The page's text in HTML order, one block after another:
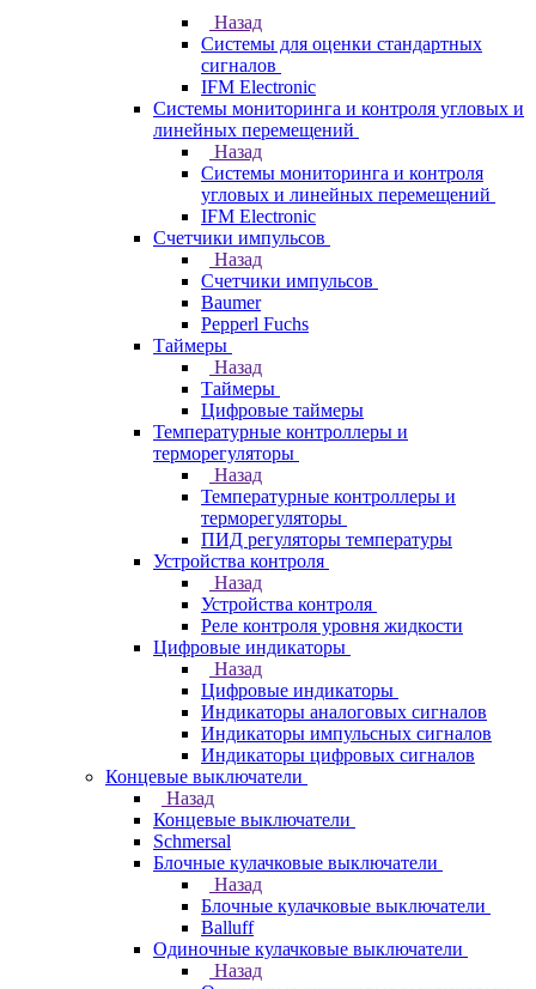
Назад
Системы для оценки стандартных
сигналов
IFM Electronic
Системы мониторинга и контроля угловых и
линейных перемещений
Назад
Системы мониторинга и контроля
угловых и линейных перемещений
IFM Electronic
Счетчики импульсов
Назад
Счетчики импульсов
Baumer
Pepperl Fuchs
Таймеры
Назад
Таймеры
Цифровые таймеры
Температурные контроллеры и
терморегуляторы
Назад
Температурные контроллеры и
терморегуляторы
ПИД регуляторы температуры
Устройства контроля
Назад
Устройства контроля
Реле контроля уровня жидкости
Цифровые индикаторы
Назад
Цифровые индикаторы
Индикаторы аналоговых сигналов
Индикаторы импульсных сигналов
Индикаторы цифровых сигналов
Концевые выключатели
Назад
Концевые выключатели
Schmersal
Блочные кулачковые выключатели
Назад
Блочные кулачковые выключатели
Balluff
Одиночные кулачковые выключатели
Назад